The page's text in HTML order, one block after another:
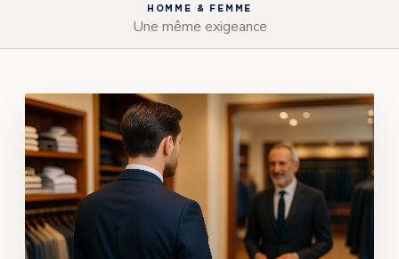
HOMME & FEMME
Une même exigeance